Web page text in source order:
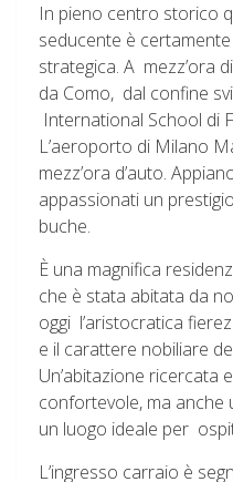
In pieno centro storico
seducente è
strategica. A mezz’ora
da Como, dal confine
International School di
L’aeroporto di Milano
mezz’ora d’auto.
appassionati un
buche.
È una magnifica
che è stata abitata da
oggi l’aristocratica
e il carattere nobiliare
Un’abitazione ricercata
confortevole, ma anche
un luogo ideale per
L’ingresso carraio è